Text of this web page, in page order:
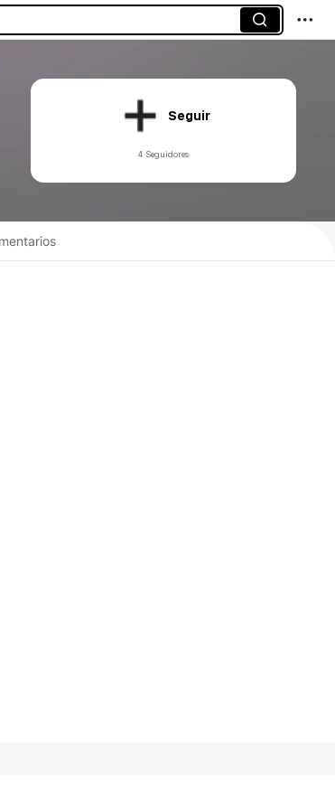
Seguir
4 Seguidores